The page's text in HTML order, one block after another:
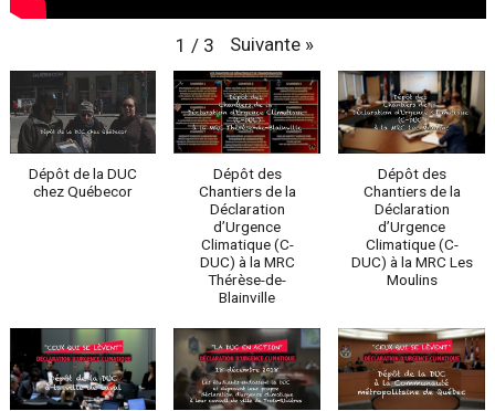
1 / 3 Suivante »
Dépôt de la DUC
chez Québecor
Dépôt des
Chantiers de la
Déclaration
d’Urgence
Climatique (C-
DUC) à la MRC
Thérèse-de-
Blainville
Dépôt des
Chantiers de la
Déclaration
d’Urgence
Climatique (C-
DUC) à la MRC Les
Moulins